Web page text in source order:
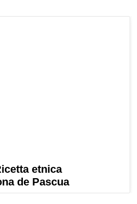
etnica
de Pascua